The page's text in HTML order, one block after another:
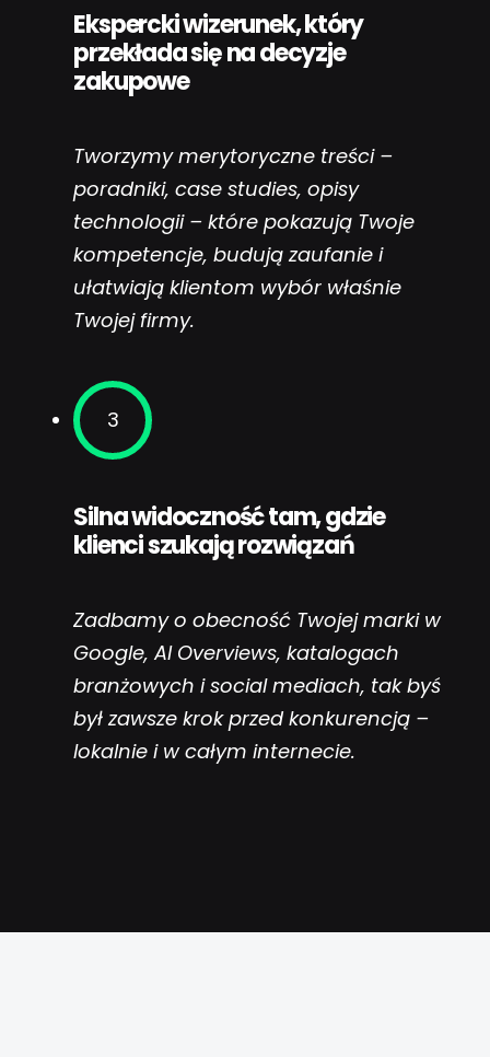
Ekspercki wizerunek, który
przekłada się na decyzje
zakupowe
Tworzymy merytoryczne treści –
poradniki, case studies, opisy
technologii – które pokazują Twoje
kompetencje, budują zaufanie i
ułatwiają klientom wybór właśnie
Twojej firmy.
3
Silna widoczność tam, gdzie
klienci szukają rozwiązań
Zadbamy o obecność Twojej marki w
Google, AI Overviews, katalogach
branżowych i social mediach, tak byś
był zawsze krok przed konkurencją –
lokalnie i w całym internecie.